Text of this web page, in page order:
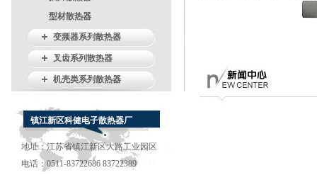
·型材散热器
变频器系列散热器
叉齿系列散热器
机壳类系列散热器
镇江新区科健电子散热器厂
地址：江苏省镇江新区大路工业园区
电话：0511-83722686 83722389